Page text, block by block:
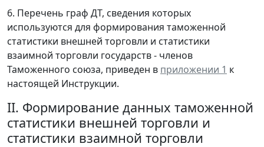
6. Перечень граф ДТ, сведения которых
используются для формирования таможенной
статистики внешней торговли и статистики
взаимной торговли государств - членов
Таможенного союза, приведен в приложении 1 к
настоящей Инструкции.
II. Формирование данных таможенной
статистики внешней торговли и
статистики взаимной торговли